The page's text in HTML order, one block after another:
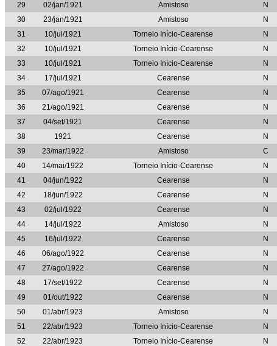
29
02/jan/1921 Amistoso N
30
23/jan/1921 Amistoso N
31
10/jul/1921 Torneio Início-Cearense N
32
10/jul/1921 Torneio Início-Cearense N
33
10/jul/1921 Torneio Início-Cearense N
34
17/jul/1921 Cearense N
35
07/ago/1921 Cearense N
36
21/ago/1921 Cearense N
37
04/set/1921 Cearense N
38 1921 Cearense N
39 23/mar/1922 Amistoso C
40
14/mai/1922 Torneio Início-Cearense N
41
04/jun/1922 Cearense N
42
18/jun/1922 Cearense N
43
02/jul/1922 Cearense N
44
14/jul/1922 Amistoso N
45 16/jul/1922 Cearense N
46
06/ago/1922 Cearense N
47
27/ago/1922 Cearense N
48
17/set/1922 Cearense N
49
01/out/1922 Cearense N
50
01/abr/1923 Amistoso N
51
22/abr/1923 Torneio Início-Cearense N
52
22/abr/1923 Torneio Início-Cearense N